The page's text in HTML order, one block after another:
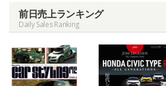
前日売上ランキング
Daily Sales Ranking